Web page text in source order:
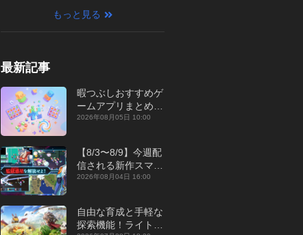
もっと見る
最新記事
暇つぶしおすすめゲ
ームアプリまとめ｜
オフライン対応あり
2026年08月05日 10:00
【8/3〜8/9】今週配
信される新作スマホ
ゲームをまとめてお
2026年08月04日 16:00
自由な育成と手軽な
探索機能！ライトカ